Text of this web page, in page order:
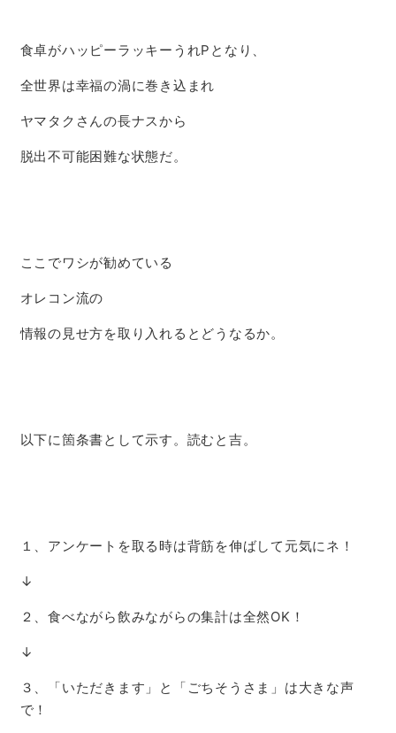
食卓がハッピーラッキーうれPとなり、
全世界は幸福の渦に巻き込まれ
ヤマタクさんの長ナスから
脱出不可能困難な状態だ。
ここでワシが勧めている
オレコン流の
情報の見せ方を取り入れるとどうなるか。
以下に箇条書として示す。読むと吉。
１、アンケートを取る時は背筋を伸ばして元気にネ！
↓
２、食べながら飲みながらの集計は全然OK！
↓
３、「いただきます」と「ごちそうさま」は大きな声
で！